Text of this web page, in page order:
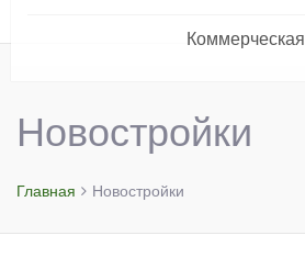
Коммерческая
Новостройки
Главная Новостройки